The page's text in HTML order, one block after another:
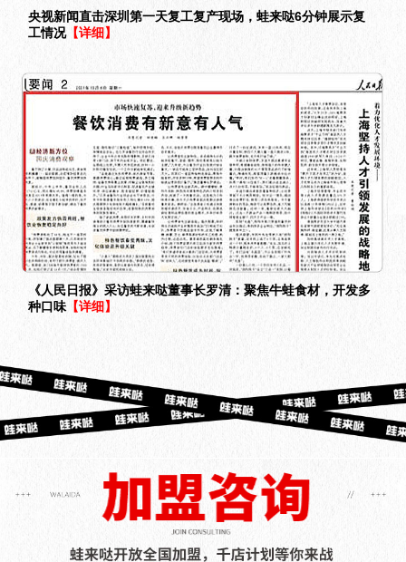
央视新闻直击深圳第一天复工复产现场，蛙来哒6分钟展示复
工情况【详细】
《人民日报》采访蛙来哒董事长罗清：聚焦牛蛙食材，开发多
种口味 【详细】